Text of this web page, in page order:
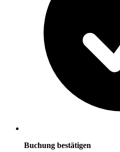
Buchung bestätigen